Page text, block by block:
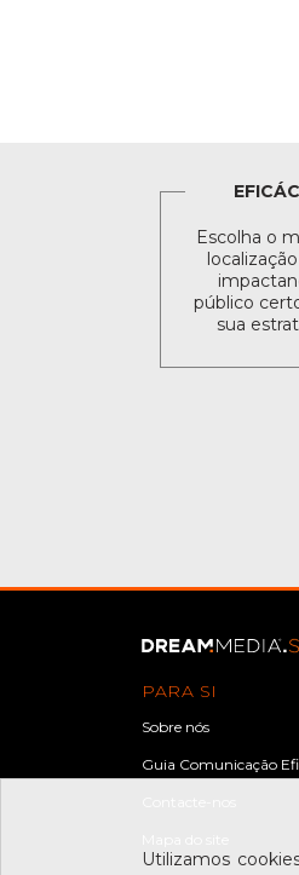
Escolha o
público
sua
PARA SI
Sobre nós
Guia Comunicação
Utilizamos